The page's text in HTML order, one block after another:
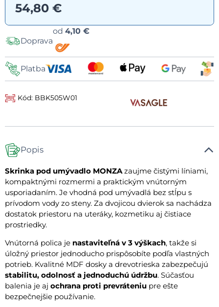
54,80 €
Doprava
od 4,10 €
Platba
Kód: BBK505W01
Popis
Skrinka pod umývadlo MONZA zaujme čistými líniami,
kompaktnými rozmermi a praktickým vnútorným
usporiadaním. Je vhodná pod umývadlá bez stĺpu s
prívodom vody zo steny. Za dvojicou dvierok sa nachádza
dostatok priestoru na uteráky, kozmetiku aj čistiace
prostriedky.
Vnútorná polica je nastaviteľná v 3 výškach, takže si
úložný priestor jednoducho prispôsobíte podľa vlastných
potrieb. Kvalitné MDF dosky a drevotrieska zabezpečujú
stabilitu, odolnosť a jednoduchú údržbu. Súčasťou
balenia je aj ochrana proti prevráteniu pre ešte
bezpečnejšie používanie.